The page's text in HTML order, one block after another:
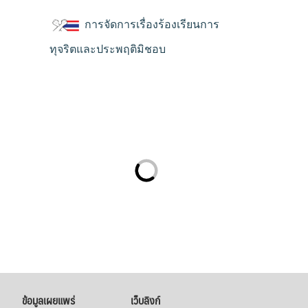
การจัดการเรื่องร้องเรียนการ
ทุจริตและประพฤติมิชอบ
ข้อมูลเผยแพร่ เว็บลิงก์